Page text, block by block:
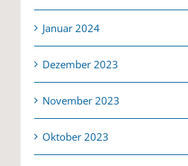
Januar 2024
Dezember 2023
November 2023
Oktober 2023